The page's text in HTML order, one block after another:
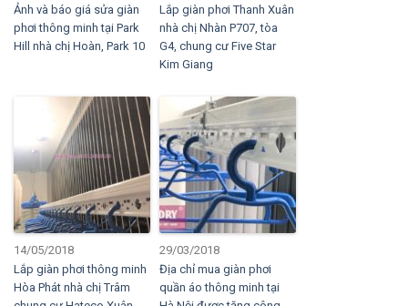
Ảnh và báo giá sửa giàn
phơi thông minh tại Park
Hill nhà chị Hoàn, Park 10
Lắp giàn phơi Thanh Xuân
nhà chị Nhàn P707, tòa
G4, chung cư Five Star
Kim Giang
14/05/2018
Lắp giàn phơi thông minh
Hòa Phát nhà chị Trâm
29/03/2018
Địa chỉ mua giàn phơi
quần áo thông minh tại